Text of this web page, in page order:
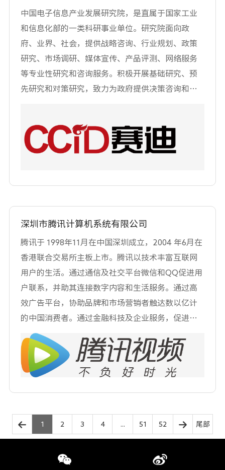
备产业转化平台、国际人才交流与培训平台、开放
的技术与市场合作平台"五大平台"，主攻智慧车联、
智慧零售、智慧金融、智慧医工、工业互联网、智
合和服务化转型，快速实现物联网细分领域关键突
会）、中国篮球世界杯、数字故宫体验展等重大活
动中展露风采。
中国电子信息产业发展研究院，是直属于国家工业
和信息化部的一类科研事业单位。研究院面向政
府、业界、社会，提供战略咨询、行业规划、政策
研究、市场调研、媒体宣传、产品评测、网络服务
等专业性研究和咨询服务。积极开展基础研究、预
先研究和对策研究，致力为政府提供决策咨询和支
严谨、专业互补、思维创新、经验丰富、务实高效
的研究队伍，对超高清视频、5G、人工智能、物联
境，通过购买及自主研发，现已具备测试管理、功
能测试、性能测试、可靠性测试、安全测试等 50 余
种测试工具以及 200 多种测试仪器，建设了超高清
视频、基础软件、云计算、物联网、智能终端、工
业控制、智能制造、智能网联汽车等多个测试实验
室，获批建设国家智能终端软件产品质量监督检验
中心、国字号信息安全等级保护测评机构、工信部
工信部智能网联驾驶测试与评价重点实验室、工业
产品质量控制和技术评价实验室、国家发改委国家
机器人检测与评定中心、北京市电子系统可靠性评
测工程技术研究中心、信息物理系统测评北京市工
深圳市腾讯计算机系统有限公司
腾讯于 1998年11月在中国深圳成立，2004 年6月在
香港联合交易所主板上市。腾讯以技术丰富互联网
用户的生活。通过通信及社交平台微信和QQ促进用
户联系，并助其连接数字内容和生活服务。通过高
效广告平台，协助品牌和市场营销者触达数以亿计
的中国消费者。通过金融科技及企业服务，促进合
作伙伴业务发展，助力实现数字化升级。我们大力
投资于人才队伍和推动科技创新，积极参与互联网
行业协同发展。腾讯的愿景和使命是"用户为本，科
技向善"，一切以用户价值为依归，将社会责任融入
产品及服务之中;推动科技创新与文化传承，助力各
1 2 3 4 51 52 尾部